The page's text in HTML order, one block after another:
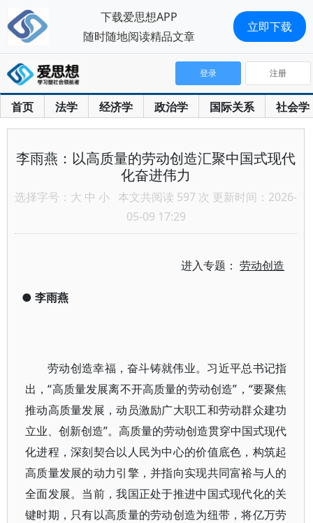
首页 法学 经济学 政治学 国际关系 社会学
登录 注册
李雨燕：以高质量的劳动创造汇聚中国式现代
化奋进伟力
选择字号： 大 中 小 本文共阅读 597 次 更新时间：2026-
05-09 17:29
进入专题：劳动创造
● 李雨燕
劳动创造幸福，奋斗铸就伟业。习近平总书记指
出，“高质量发展离不开高质量的劳动创造”，“要聚焦
推动高质量发展，动员激励广大职工和劳动群众建功
立业、创新创造”。高质量的劳动创造贯穿中国式现代
化进程，深刻契合以人民为中心的价值底色，构筑起
高质量发展的动力引擎，并指向实现共同富裕与人的
全面发展。当前，我国正处于推进中国式现代化的关
键时期，只有以高质量的劳动创造为纽带，将亿万劳
下载爱思想APP
随时随地阅读精品文章
立即下载